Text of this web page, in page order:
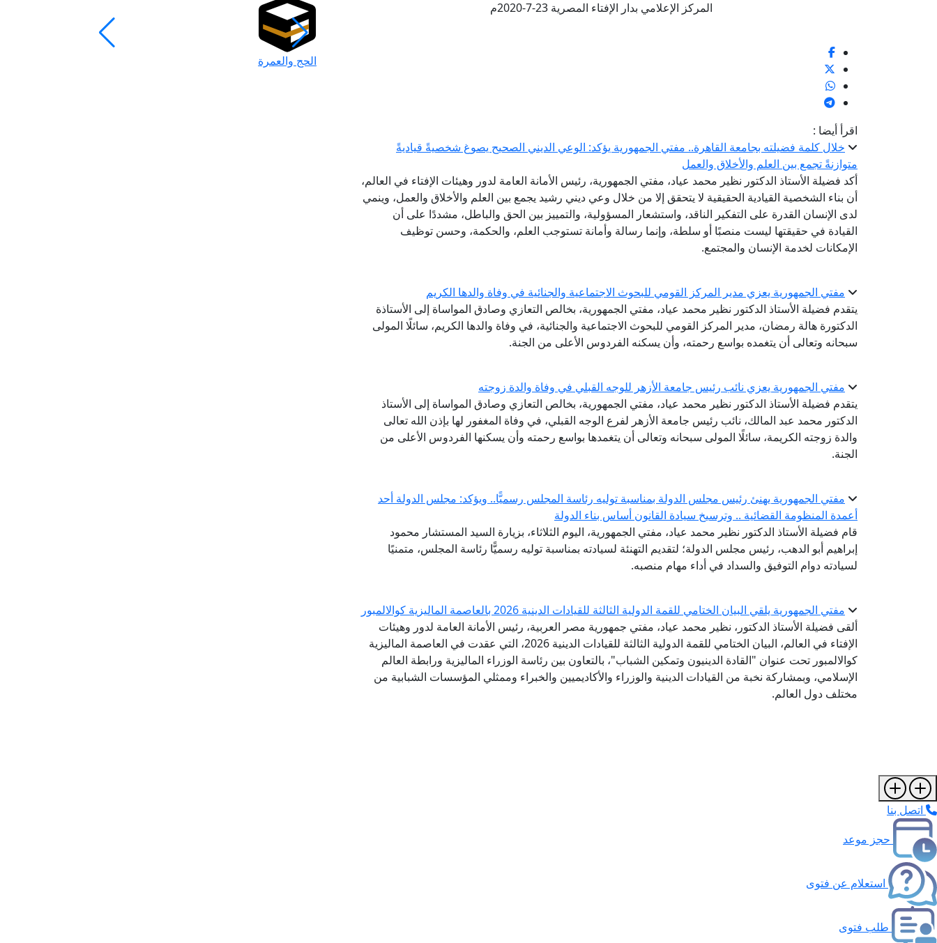
المركز الإعلامي بدار الإفتاء المصرية 23-7-2020م
اقرأ أيضا :
خلال كلمة فضيلته بجامعة القاهرة.. مفتي الجمهورية يؤكد: الوعي الديني الصحيح يصوغ شخصيةً قياديةً
متوازنةً تجمع بين العلم والأخلاق والعمل
أكد فضيلة الأستاذ الدكتور نظير محمد عياد، مفتي الجمهورية، رئيس الأمانة العامة لدور وهيئات الإفتاء في العالم،
أن بناء الشخصية القيادية الحقيقية لا يتحقق إلا من خلال وعي ديني رشيد يجمع بين العلم والأخلاق والعمل، وينمي
لدى الإنسان القدرة على التفكير الناقد، واستشعار المسؤولية، والتمييز بين الحق والباطل، مشددًا على أن
القيادة في حقيقتها ليست منصبًا أو سلطة، وإنما رسالة وأمانة تستوجب العلم، والحكمة، وحسن توظيف
الإمكانات لخدمة الإنسان والمجتمع.
مفتي الجمهورية يعزي مدير المركز القومي للبحوث الاجتماعية والجنائية في وفاة والدها الكريم
يتقدم فضيلة الأستاذ الدكتور نظير محمد عياد، مفتي الجمهورية، بخالص التعازي وصادق المواساة إلى الأستاذة
الدكتورة هالة رمضان، مدير المركز القومي للبحوث الاجتماعية والجنائية، في وفاة والدها الكريم، سائلًا المولى
سبحانه وتعالى أن يتغمده بواسع رحمته، وأن يسكنه الفردوس الأعلى من الجنة.
مفتي الجمهورية يعزي نائب رئيس جامعة الأزهر للوجه القبلي في وفاة والدة زوجته
يتقدم فضيلة الأستاذ الدكتور نظير محمد عياد، مفتي الجمهورية، بخالص التعازي وصادق المواساة إلى الأستاذ
الدكتور محمد عبد المالك، نائب رئيس جامعة الأزهر لفرع الوجه القبلي، في وفاة المغفور لها بإذن الله تعالى
والدة زوجته الكريمة، سائلًا المولى سبحانه وتعالى أن يتغمدها بواسع رحمته وأن يسكنها الفردوس الأعلى من
الجنة.
مفتي الجمهورية يهنئ رئيس مجلس الدولة بمناسبة توليه رئاسة المجلس رسميًّا.. ويؤكد: مجلس الدولة أحد
أعمدة المنظومة القضائية .. وترسيخ سيادة القانون أساس بناء الدولة
قام فضيلة الأستاذ الدكتور نظير محمد عياد، مفتي الجمهورية، اليوم الثلاثاء، بزيارة السيد المستشار محمود
إبراهيم أبو الدهب، رئيس مجلس الدولة؛ لتقديم التهنئة لسيادته بمناسبة توليه رسميًّا رئاسة المجلس، متمنيًا
لسيادته دوام التوفيق والسداد في أداء مهام منصبه.
مفتي الجمهورية يلقي البيان الختامي للقمة الدولية الثالثة للقيادات الدينية 2026 بالعاصمة الماليزية كوالالمبور
ألقى فضيلة الأستاذ الدكتور، نظير محمد عياد، مفتي جمهورية مصر العربية، رئيس الأمانة العامة لدور وهيئات
الإفتاء في العالم، البيان الختامي للقمة الدولية الثالثة للقيادات الدينية 2026، التي عقدت في العاصمة الماليزية
كوالالمبور تحت عنوان "القادة الدينيون وتمكين الشباب"، بالتعاون بين رئاسة الوزراء الماليزية ورابطة العالم
الإسلامي، وبمشاركة نخبة من القيادات الدينية والوزراء والأكاديميين والخبراء وممثلي المؤسسات الشبابية من
مختلف دول العالم.
الحج والعمرة
اتصل بنا
حجز موعد
استعلام عن فتوى
طلب فتوى